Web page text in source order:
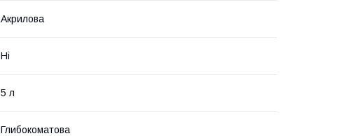
Акрилова
Ні
5 л
Глибокоматова